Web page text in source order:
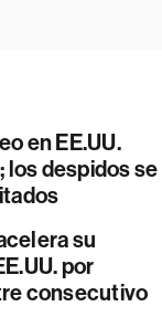
en EE.UU.
los despidos se
su
por
consecutivo